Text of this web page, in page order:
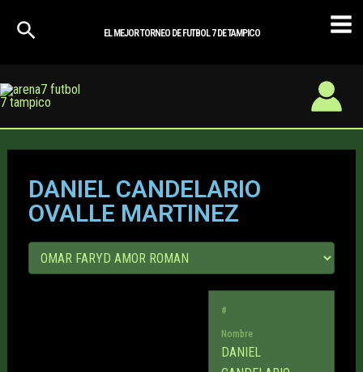
EL MEJOR TORNEO DE FUTBOL 7 DE TAMPICO
DANIEL CANDELARIO
OVALLE MARTINEZ
#
Nombre
DANIEL